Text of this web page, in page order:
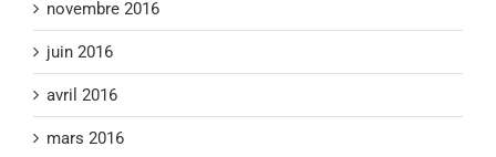
novembre 2016
juin 2016
avril 2016
mars 2016